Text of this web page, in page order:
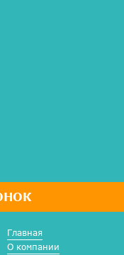
Главная
О компании